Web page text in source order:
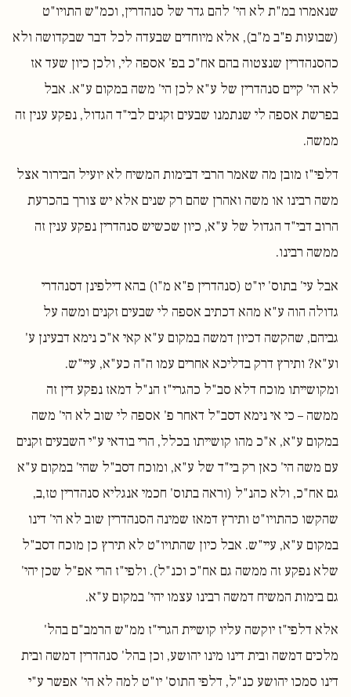
שנאמרו במ"ת לא הי' להם גדר של סנהדרין, וכמ"ש התויו"ט
(שבועות פ"ב מ"ב), אלא מיוחדים שבעדה לכל דבר שבקדושה ולא
כהסנהדרין שנצטוה בהם אח"כ בפ' אספה לי, ולכן כיון שעד אז
לא הי' קיים סנהדרין של ע"א לכן הי' משה במקום ע"א. אבל
בפרשת אספה לי שנתמנו שבעים זקנים לבי"ד הגדול, נפקע ענין זה
ממשה.
דלפי"ז מובן מה שאמר הרבי דבימות המשיח לא יועיל הבירור אצל
משה רבינו או משה ואהרן שהם רק שנים אלא יש צורך בהכרעת
הרוב דבי"ד הגדול של ע"א, כיון שכשיש סנהדרין נפקע ענין זה
ממשה רבינו.
אבל עי' בתוס' יו"ט (סנהדרין פ"א מ"ו) בהא דילפינן דסנהדרי
גדולה הוה ע"א מהא דכתיב אספה לי שבעים זקנים ומשה על
גביהם, שהקשה דכיון דמשה במקום ע"א קאי א"כ נימא דבעינן ע'
וע"א? ותירץ דרק בדליכא אחרים עמו ה"ה כע"א, עיי"ש.
ומקושייתו מוכח דלא סב"ל כהגרי"ז הנ"ל דמאז נפקע דין זה
ממשה – כי אי נימא דסב"ל דאחר פ' אספה לי שוב לא הי' משה
במקום ע"א, א"כ מהו קושייתו בכלל, הרי בודאי ע"י השבעים זקנים
עם משה הי' כאן רק בי"ד של ע"א, ומוכח דסב"ל שהי' במקום ע"א
גם אח"כ, ולא כהנ"ל (וראה בתוס' חכמי אנגליא סנהדרין טז,ב,
שהקשו כהתויו"ט ותירץ דמאז שמינה הסנהדרין שוב לא הי' דינו
במקום ע"א, עיי"ש. אבל כיון שהתויו"ט לא תירץ כן מוכח דסב"ל
שלא נפקע זה ממשה גם אח"כ וכנ"ל). ולפי"ז הרי אפ"ל שכן יהי'
גם בימות המשיח דמשה רבינו עצמו יהי' במקום ע"א.
אלא דלפי"ז יוקשה עליו קושיית הגרי"ז ממ"ש הרמב"ם בהל'
מלכים דמשה ובית דינו מינו יהושע, וכן בהל' סנהדרין דמשה ובית
דינו סמכו יהושע כנ"ל, דלפי התוס' יו"ט למה לא הי' אפשר ע"י